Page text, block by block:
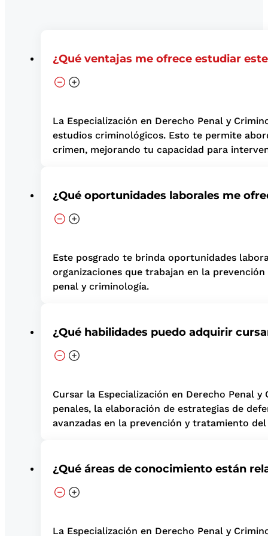
¿Qué ventajas me ofrece estudiar
La Especialización en Derecho Penal y
estudios criminológicos. Esto te permite
crimen, mejorando tu capacidad para
¿Qué oportunidades laborales me
Este posgrado te brinda oportunidades
organizaciones que trabajan en la
penal y criminología.
¿Qué habilidades puedo adquirir
Cursar la Especialización en Derecho Penal
penales, la elaboración de estrategias de
avanzadas en la prevención y tratamiento
¿Qué áreas de conocimiento están
La Especialización en Derecho Penal y